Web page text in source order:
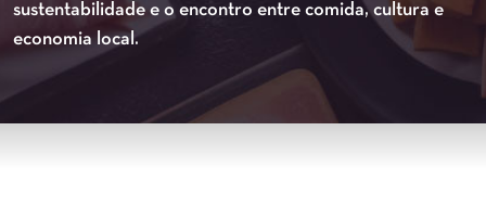
sustentabilidade e o encontro entre comida, cultura e
economia local.